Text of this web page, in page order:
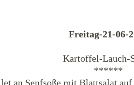
Freitag-21-06-
Kartoffel-Lauch-
******
an Senfsoße mit Blattsalat